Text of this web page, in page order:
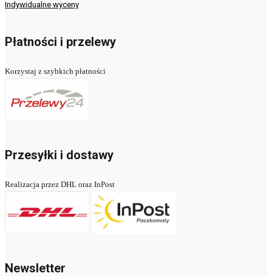
Indywidualne wyceny
Płatności i przelewy
Korzystaj z szybkich płatności
Przesyłki i dostawy
Realizacja przez DHL oraz InPost
Newsletter